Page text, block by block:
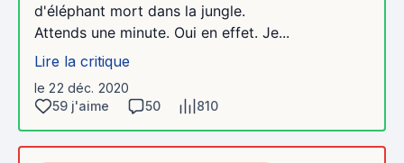
d'éléphant mort dans la jungle.
Attends une minute. Oui en effet. Je...
Lire la critique
le 22 déc. 2020
59 j'aime
50 810